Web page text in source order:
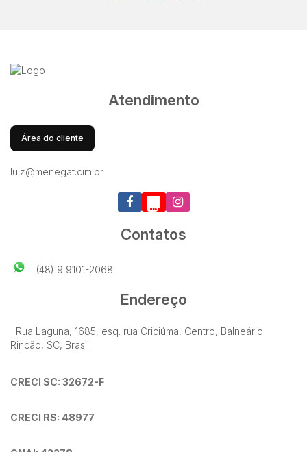
Atendimento
Área do cliente
luiz@menegat.cim.br
Contatos
(48) 9 9101-2068
Endereço
Rua Laguna, 1685, esq. rua Criciúma, Centro, Balneário
Rincão, SC, Brasil
CRECI SC: 32672-F
CRECI RS: 48977